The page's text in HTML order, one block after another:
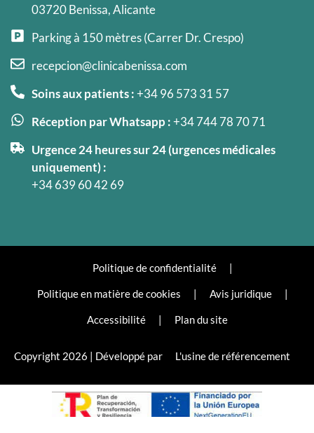
03720 Benissa, Alicante
Parking à 150 mètres (Carrer Dr. Crespo)
recepcion@clinicabenissa.com
Soins aux patients :+34 96 573 31 57
Réception par Whatsapp :+34 744 78 70 71
Urgence 24 heures sur 24 (urgences médicales
uniquement) :
+34 639 60 42 69
Politique de confidentialité |
Politique en matière de cookies | Avis juridique |
Accessibilité | Plan du site
Copyright 2026 | Développé par L'usine de référencement